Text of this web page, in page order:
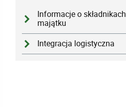
Informacje o składnikach
majątku
Integracja logistyczna